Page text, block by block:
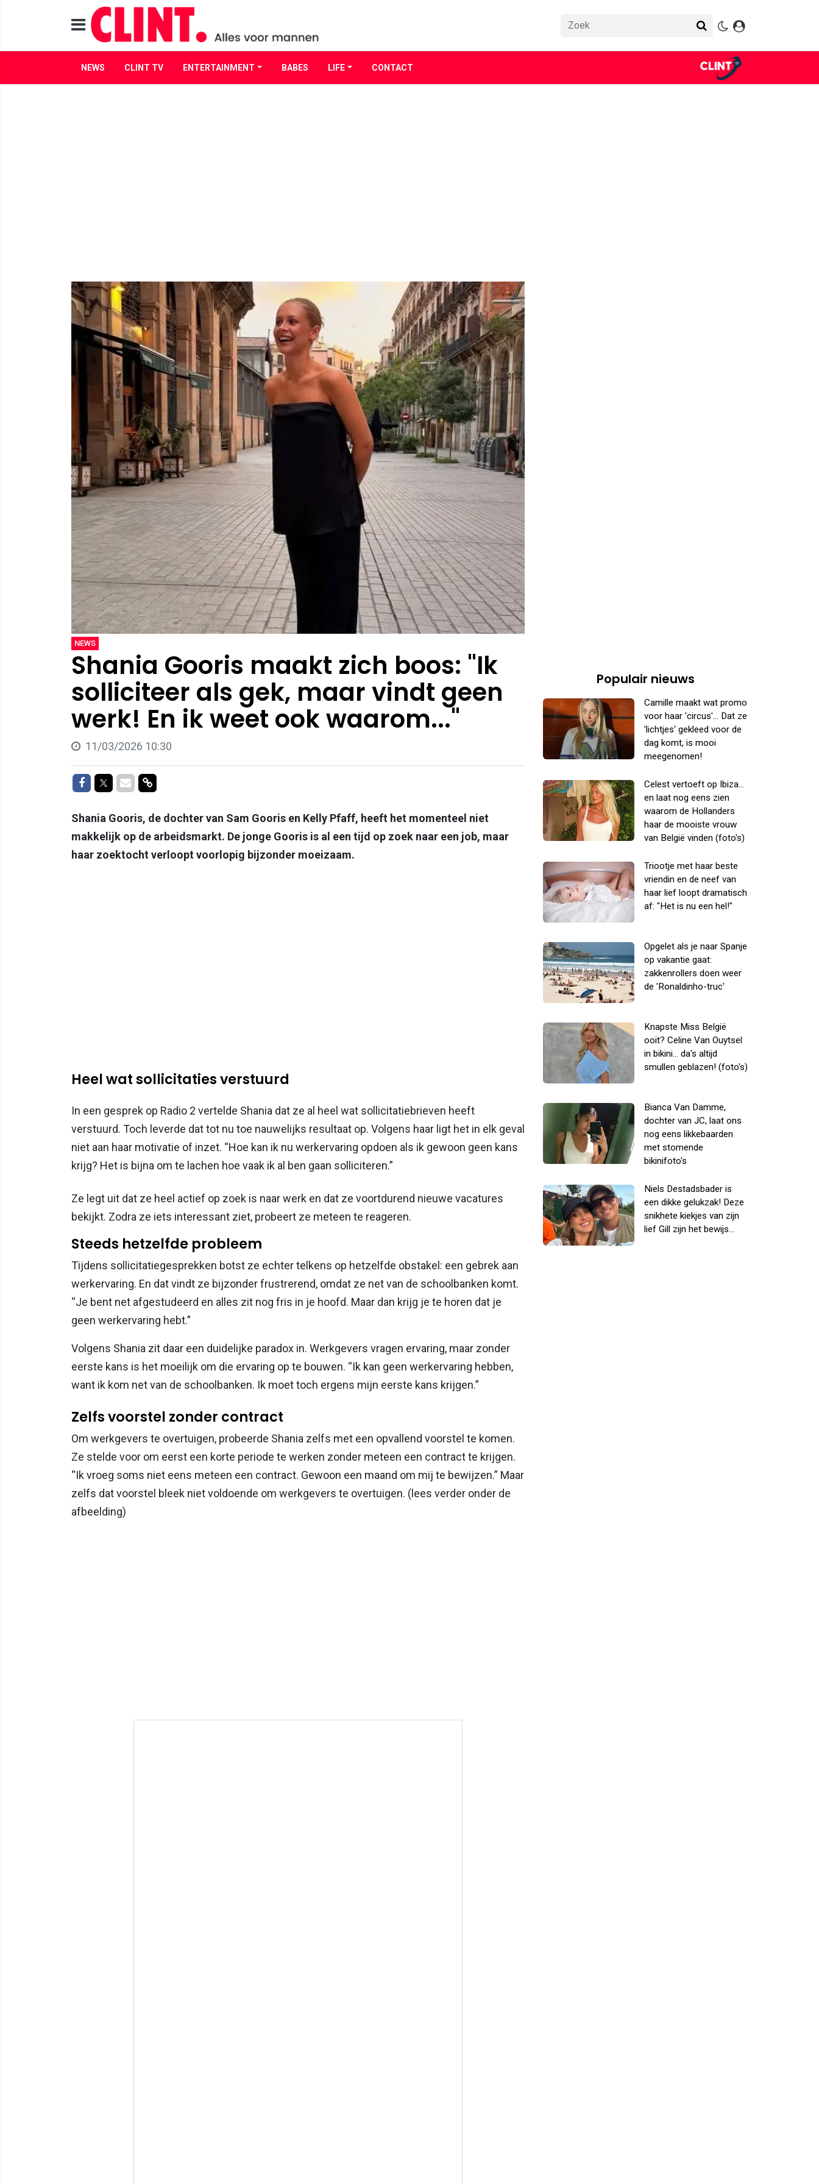
NEWS CLINT TV ENTERTAINMENT BABES LIFE CONTACT
NEWS
Shania Gooris maakt zich boos: "Ik
solliciteer als gek, maar vindt geen
werk! En ik weet ook waarom..."
11/03/2026 10:30
Delen op Facebook
Delen op Twitter
Delen via Mail
Delen via link
Shania Gooris, de dochter van Sam Gooris en Kelly Pfaff, heeft het momenteel niet
makkelijk op de arbeidsmarkt. De jonge Gooris is al een tijd op zoek naar een job, maar
haar zoektocht verloopt voorlopig bijzonder moeizaam.
Heel wat sollicitaties verstuurd
In een gesprek op Radio 2 vertelde Shania dat ze al heel wat sollicitatiebrieven heeft
verstuurd. Toch leverde dat tot nu toe nauwelijks resultaat op. Volgens haar ligt het in elk geval
niet aan haar motivatie of inzet. “Hoe kan ik nu werkervaring opdoen als ik gewoon geen kans
krijg? Het is bijna om te lachen hoe vaak ik al ben gaan solliciteren.”
Ze legt uit dat ze heel actief op zoek is naar werk en dat ze voortdurend nieuwe vacatures
bekijkt. Zodra ze iets interessant ziet, probeert ze meteen te reageren.
Steeds hetzelfde probleem
Tijdens sollicitatiegesprekken botst ze echter telkens op hetzelfde obstakel: een gebrek aan
werkervaring. En dat vindt ze bijzonder frustrerend, omdat ze net van de schoolbanken komt.
“Je bent net afgestudeerd en alles zit nog fris in je hoofd. Maar dan krijg je te horen dat je
geen werkervaring hebt.”
Volgens Shania zit daar een duidelijke paradox in. Werkgevers vragen ervaring, maar zonder
eerste kans is het moeilijk om die ervaring op te bouwen. “Ik kan geen werkervaring hebben,
want ik kom net van de schoolbanken. Ik moet toch ergens mijn eerste kans krijgen.”
Zelfs voorstel zonder contract
Om werkgevers te overtuigen, probeerde Shania zelfs met een opvallend voorstel te komen.
Ze stelde voor om eerst een korte periode te werken zonder meteen een contract te krijgen.
“Ik vroeg soms niet eens meteen een contract. Gewoon een maand om mij te bewijzen.” Maar
zelfs dat voorstel bleek niet voldoende om werkgevers te overtuigen. (lees verder onder de
afbeelding)
Populair nieuws
Camille maakt wat promo
voor haar 'circus'... Dat ze
'lichtjes' gekleed voor de
dag komt, is mooi
meegenomen!
Celest vertoeft op Ibiza...
en laat nog eens zien
waarom de Hollanders
haar de mooiste vrouw
van België vinden (foto's)
Triootje met haar beste
vriendin en de neef van
haar lief loopt dramatisch
af: "Het is nu een hel!"
Opgelet als je naar Spanje
op vakantie gaat:
zakkenrollers doen weer
de 'Ronaldinho-truc'
Knapste Miss België
ooit? Celine Van Ouytsel
in bikini... da's altijd
smullen geblazen! (foto's)
Bianca Van Damme,
dochter van JC, laat ons
nog eens likkebaarden
met stomende
bikinifoto's
Niels Destadsbader is
een dikke gelukzak! Deze
snikhete kiekjes van zijn
lief Gill zijn het bewijs...